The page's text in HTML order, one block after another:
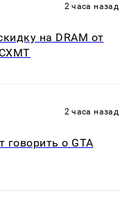
2 часа назад
на DRAM от
2 часа назад
говорить о GTA